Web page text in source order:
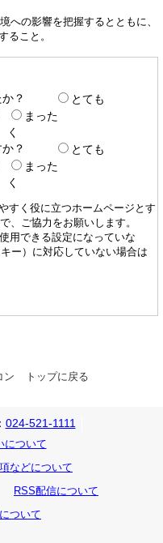
の影響を把握するとともに、
ること。
？
とても
まった
く
？
とても
まった
く
すく役に立つホームページとす
、ご協力をお願いします。
用できる設定になっていな
ー）に対応していない場合は
ン トップに戻る
024-521-1111
について
などについて
RSS配信について
ついて